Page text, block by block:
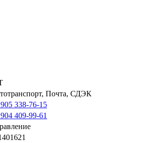
Почта, СДЭК
338-76-15
409-99-61